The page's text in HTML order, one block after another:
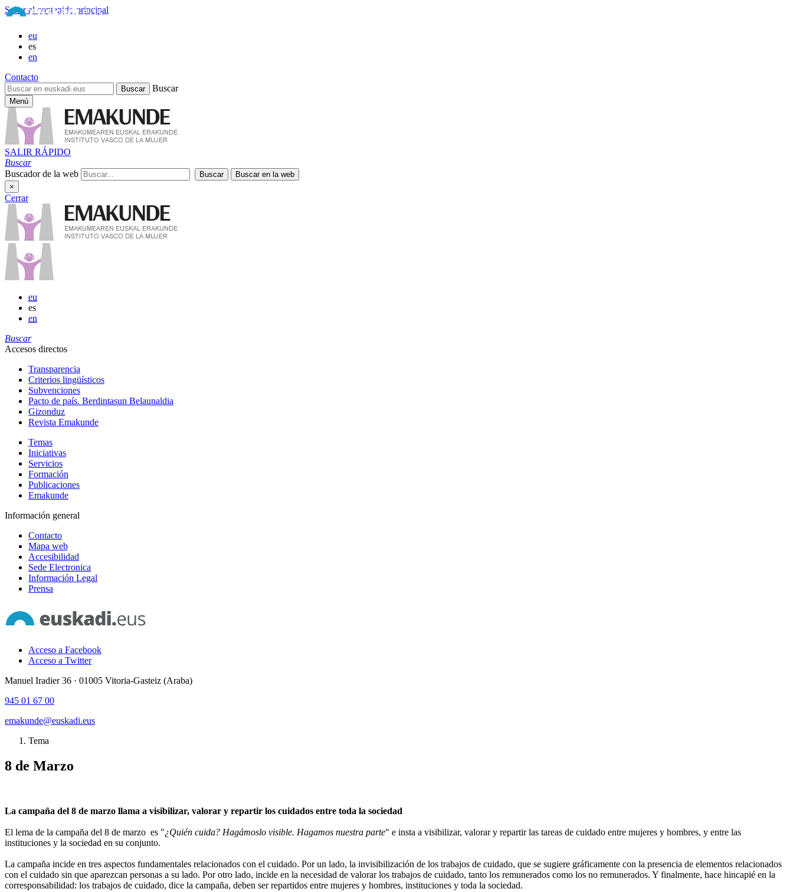
Saltar al contenido principal
eu
es
en
Contacto
Buscar
Menú
SALIR RÁPIDO
Buscar
Buscador de la web
×
Cerrar
eu
es
en
Buscar
Accesos directos
Transparencia
Criterios lingüísticos
Subvenciones
Pacto de país. Berdintasun Belaunaldia
Gizonduz
Revista Emakunde
Temas
Iniciativas
Servicios
Formación
Publicaciones
Emakunde
Información general
Contacto
Mapa web
Accesibilidad
Sede Electronica
Información Legal
Prensa
Acceso a Facebook
Acceso a Twitter
Manuel Iradier 36 · 01005 Vitoria-Gasteiz (Araba)
945 01 67 00
emakunde@euskadi.eus
Tema
8 de Marzo
La campaña del 8 de marzo llama a visibilizar, valorar y repartir los cuidados entre toda la sociedad
El lema de la campaña del 8 de marzo es "¿Quién cuida? Hagámoslo visible. Hagamos nuestra parte" e insta a visibilizar, valorar y repartir las tareas de cuidado entre mujeres y hombres, y entre las
instituciones y la sociedad en su conjunto.
La campaña incide en tres aspectos fundamentales relacionados con el cuidado. Por un lado, la invisibilización de los trabajos de cuidado, que se sugiere gráficamente con la presencia de elementos relacionados
con el cuidado sin que aparezcan personas a su lado. Por otro lado, incide en la necesidad de valorar los trabajos de cuidado, tanto los remunerados como los no remunerados. Y finalmente, hace hincapié en la
corresponsabilidad: los trabajos de cuidado, dice la campaña, deben ser repartidos entre mujeres y hombres, instituciones y toda la sociedad.